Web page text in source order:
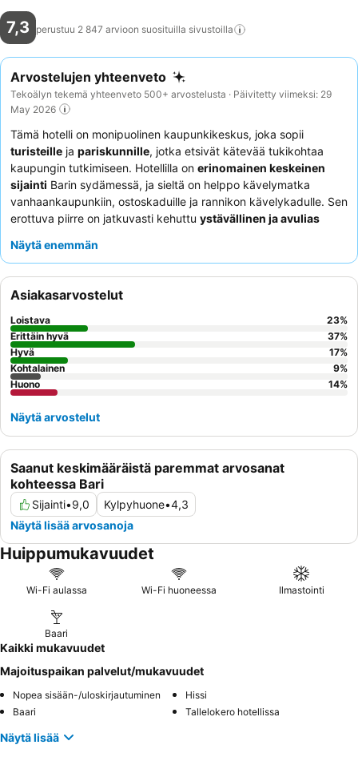
7,3 perustuu 2 847 arvioon suosituilla sivustoilla
Arvostelujen yhteenveto
Tekoälyn tekemä yhteenveto 500+ arvostelusta · Päivitetty viimeksi: 29
May 2026
Tämä hotelli on monipuolinen kaupunkikeskus, joka sopii
turisteille ja pariskunnille, jotka etsivät kätevää tukikohtaa
kaupungin tutkimiseen. Hotellilla on erinomainen keskeinen
sijainti Barin sydämessä, ja sieltä on helppo kävelymatka
vanhaankaupunkiin, ostoskaduille ja rannikon kävelykadulle. Sen
erottuva piirre on jatkuvasti kehuttu ystävällinen ja avulias
kokemuksen sisäänkirjautumisesta lähtöön. Asiakkaat
usein mainiten suuret, mukavat sängyt. Parhaan kokemuksen
saamiseksi kannattaa pyytää huonetta ylemmästä kerroksesta
miellyttävien näkymien vuoksi.
Näytä enemmän
Saanut keskimääräistä paremmat arvosanat
kohteessa Bari
Sijainti•9,0 Kylpyhuone•4,3
Näytä lisää arvosanoja
Asiakasarvostelut
Loistava 23%
Erittäin hyvä
37%
Hyvä
17%
Kohtalainen
9%
Huono
14%
Näytä arvostelut
Huippumukavuudet
Wi-Fi aulassa Wi-Fi huoneessa Ilmastointi
Baari
Kaikki mukavuudet
Majoituspaikan palvelut/mukavuudet
Nopea sisään-/uloskirjautuminen
Hissi
Baari
Tallelokero hotellissa
Näytä lisää